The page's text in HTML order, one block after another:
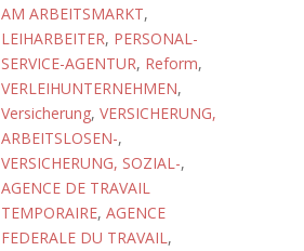
AM ARBEITSMARKT,
LEIHARBEITER, PERSONAL-
SERVICE-AGENTUR, Reform,
VERLEIHUNTERNEHMEN,
Versicherung, VERSICHERUNG,
ARBEITSLOSEN-,
VERSICHERUNG, SOZIAL-,
AGENCE DE TRAVAIL
TEMPORAIRE, AGENCE
FEDERALE DU TRAVAIL,